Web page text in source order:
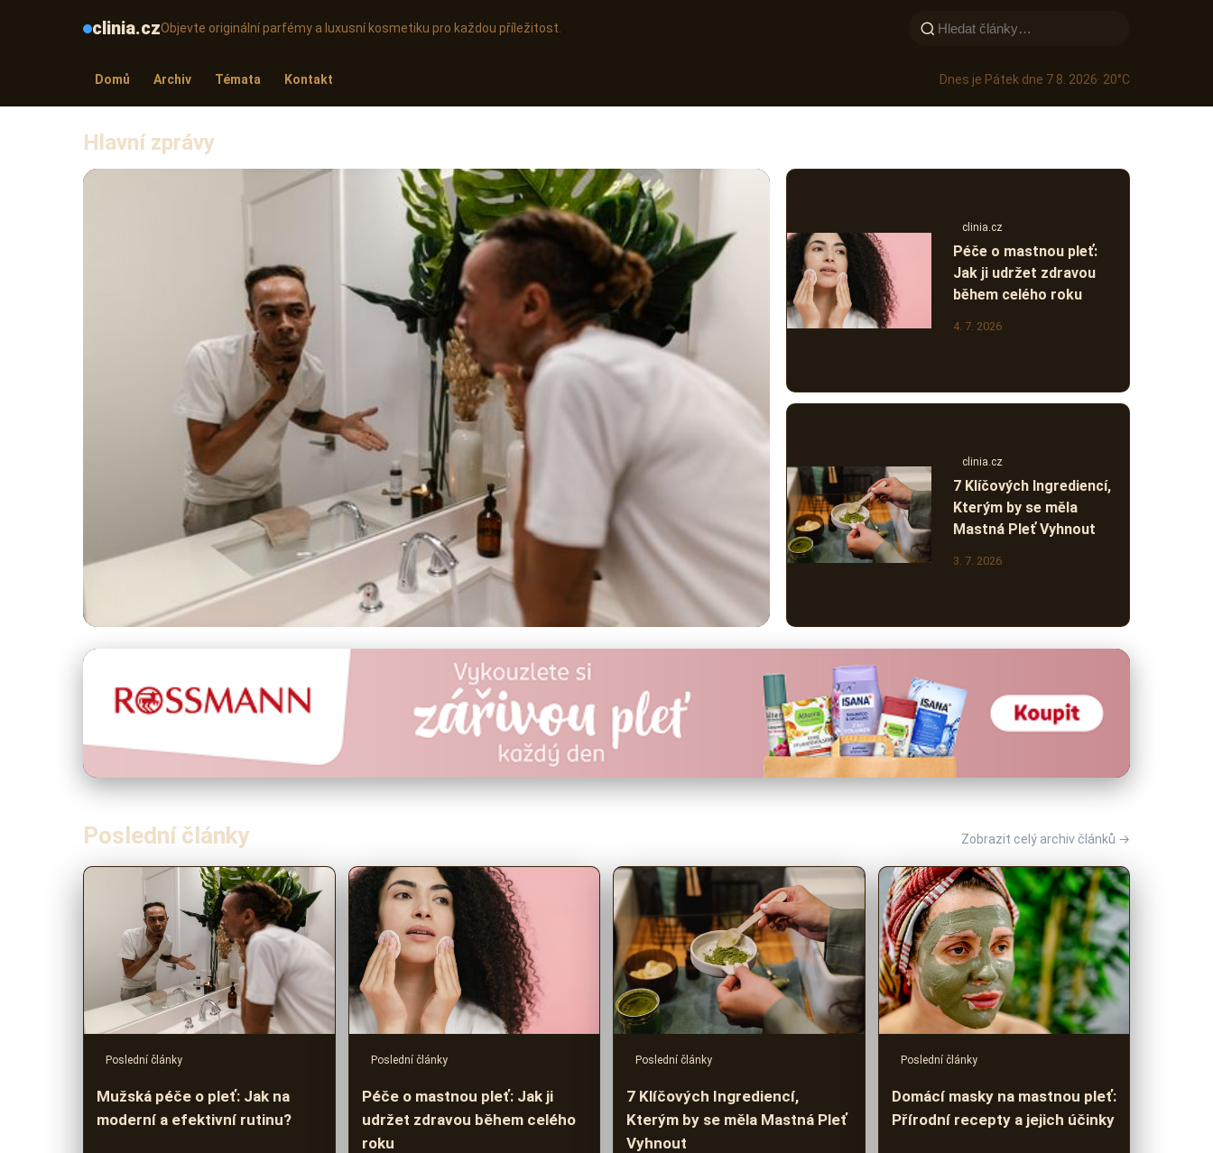
clinia.czObjevte originální parfémy a luxusní kosmetiku pro každou příležitost.
Domů Archiv Témata Kontakt Dnes je Pátek dne 7 8. 2026· 20°C
Hlavní zprávy
Mužská péče o pleť: Jak na moderní a efektivní
rutinu?
clinia.cz
Péče o mastnou pleť:
Jak ji udržet zdravou
během celého roku
4. 7. 2026
clinia.cz
7 Klíčových Ingrediencí,
Kterým by se měla
Mastná Pleť Vyhnout
3. 7. 2026
Poslední články Zobrazit celý archiv článků →
Poslední články
Mužská péče o pleť: Jak na
moderní a efektivní rutinu?
Poslední články
Péče o mastnou pleť: Jak ji
udržet zdravou během celého
roku
Poslední články
7 Klíčových Ingrediencí,
Kterým by se měla Mastná Pleť
Vyhnout
Poslední články
Domácí masky na mastnou pleť:
Přírodní recepty a jejich účinky